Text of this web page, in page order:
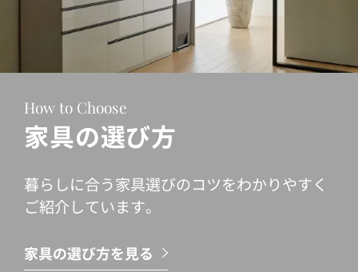
How to Choose
家具の選び方
暮らしに合う家具選びのコツをわかりやすく
ご紹介しています。
家具の選び方を見る